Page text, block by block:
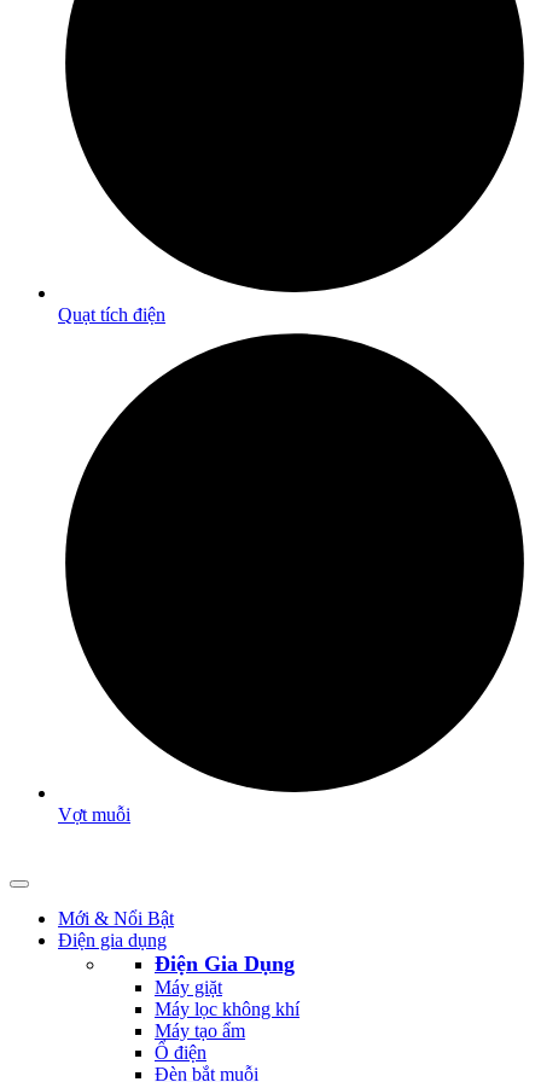
Quạt tích điện
Vợt muỗi
Mới & Nổi Bật
Điện gia dụng
Điện Gia Dụng
Máy giặt
Máy lọc không khí
Máy tạo ẩm
Ổ điện
Đèn bắt muỗi